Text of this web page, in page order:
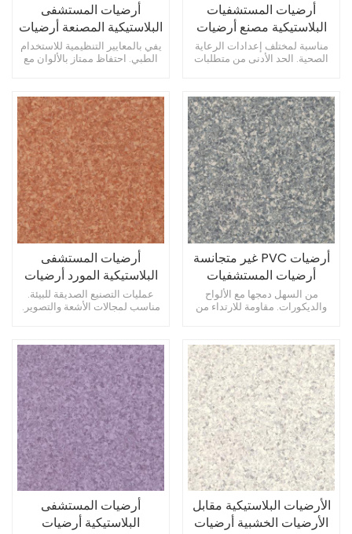
أرضيات المستشفى
البلاستيكية المصنعة أرضيات
المستشفى الفينيل
يفي بالمعايير التنظيمية للاستخدام
الطبي. احتفاظ ممتاز بالألوان مع
أرضيات المستشفيات
البلاستيكية مصنع أرضيات
المستشفيات الفينيل
مناسبة لمختلف إعدادات الرعاية
الصحية. الحد الأدنى من متطلبات
أرضيات المستشفى
البلاستيكية المورد أرضيات
المستشفى الفينيل
عمليات التصنيع الصديقة للبيئة.
مناسب لمجالات الأشعة والتصوير.
أرضيات PVC غير متجانسة
أرضيات المستشفيات
الفينيل
من السهل دمجها مع الألواح
والديكورات. مقاومة للارتداء من
الإلكترونية.
أرضيات المستشفى
البلاستيكية أرضيات
الأرضيات البلاستيكية مقابل
الأرضيات الخشبية أرضيات